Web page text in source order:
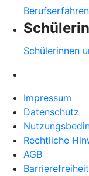
Schülerinnen
Impressum
Datenschutz
Rechtliche
AGB
Barrierefreiheit